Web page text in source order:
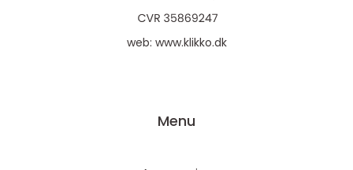
web: www.klikko.dk
Menu